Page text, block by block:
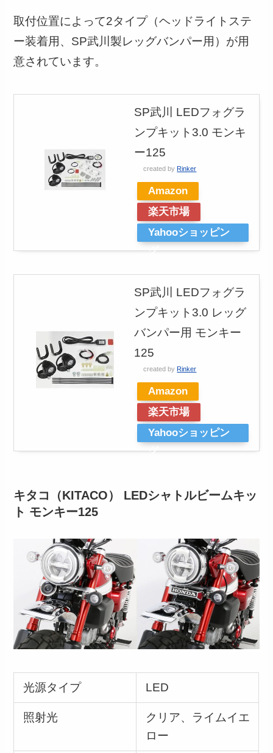
取付位置によって2タイプ（ヘッドライトステ
ー装着用、SP武川製レッグバンパー用）が用
意されています。
SP武川 LEDフォグラ
ンプキット3.0 モンキ
ー125
created by Rinker
Amazon
楽天市場
Yahooショッピン
グ
SP武川 LEDフォグラ
ンプキット3.0 レッグ
バンパー用 モンキー
125
created by Rinker
Amazon
楽天市場
Yahooショッピン
グ
キタコ（KITACO） LEDシャトルビームキッ
ト モンキー125
光源タイプ LED
照射光
クリア、ライムイエ
ロー